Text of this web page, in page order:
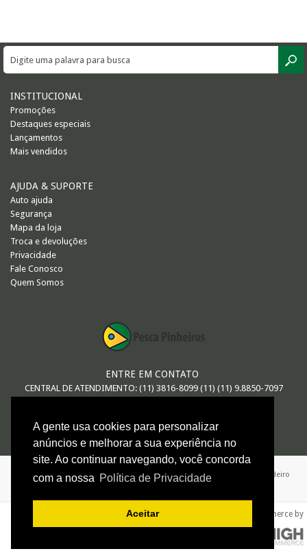
A gente usa cookies para personalizar
anúncios e melhorar a sua experiência no
site. Ao continuar navegando, você concorda
com a nossa Política de Privacidade
Aceitar
INSTITUCIONAL
Promoções
Destaques especiais
Lançamentos
Mais vendidos
AJUDA & SUPORTE
Auto ajuda
Segurança
Mapa da loja
Troca e devoluções
Privacidade
Fale Conosco
Quem Somos
ENTRE EM CONTATO
CENTRAL DE ATENDIMENTO: (11) 3816-8099 (11) (11) 9.8850-7097
vendas@pescapinheiros.com.br
ARTHUR MACEDO DE OLIVEIRA - ME / 08.547.552/0001-26 / Avenida Brigadeiro
Faria Lima 624 - São Paulo - SP
e-commerce by